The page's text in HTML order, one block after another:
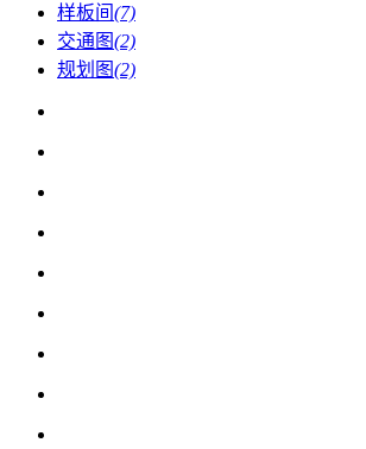
样板间(7)
交通图(2)
规划图(2)